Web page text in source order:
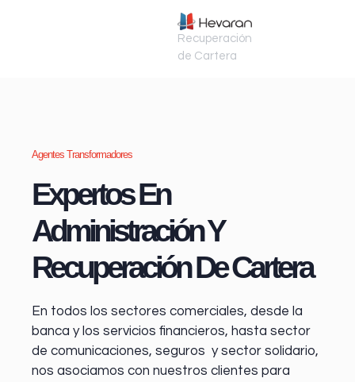
Recuperación
de Cartera
Agentes Transformadores
Expertos En
Administración Y
Recuperación De Cartera
En todos los sectores comerciales, desde la
banca y los servicios financieros, hasta sector
de comunicaciones, seguros y sector solidario,
nos asociamos con nuestros clientes para